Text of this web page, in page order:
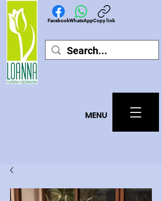
MENU
FacebookWhatsAppCopy link